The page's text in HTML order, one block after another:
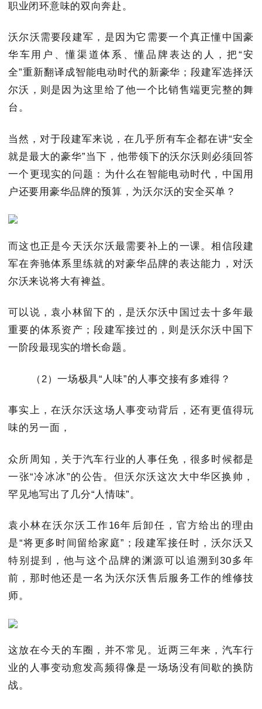
职业闭环意味的双向奔赴。
沃尔沃需要段建军，是因为它需要一个真正懂中国豪
华车用户、懂渠道体系、懂品牌表达的人，把“安
全”重新翻译成智能电动时代的新豪华；段建军选择沃
尔沃，则是因为这里给了他一个比销售端更完整的舞
台。
当然，对于段建军来说，在几乎所有车企都在讲“安全
就是最大的豪华”当下，他带领下的沃尔沃则必须回答
一个更现实的问题：为什么在智能电动时代，中国用
户还要用豪华品牌的预算，为沃尔沃的安全买单？
而这也正是今天沃尔沃最需要补上的一课。相信段建
军在奔驰体系里练就的对豪华品牌的表达能力，对沃
尔沃来说将大有裨益。
可以说，袁小林留下的，是沃尔沃中国过去十多年最
重要的体系资产；段建军接过的，则是沃尔沃中国下
一阶段最现实的增长命题。
（2）一场极具“人味”的人事交接有多难得？
事实上，在沃尔沃这场人事变动背后，还有更值得玩
味的另一面，
众所周知，关于汽车行业的人事任免，很多时候都是
一张“冷冰冰”的公告。但沃尔沃这次大中华区换帅，
罕见地写出了几分“人情味”。
袁小林在沃尔沃工作16年后卸任，官方给出的理由
是“将更多时间留给家庭”；段建军接任时，沃尔沃又
特别提到，他与这个品牌的渊源可以追溯到30多年
前，那时他还是一名为沃尔沃售后服务工作的维修技
师。
这放在今天的车圈，并不常见。近两三年来，汽车行
业的人事变动愈发高频得像是一场场没有间歇的换防
战。